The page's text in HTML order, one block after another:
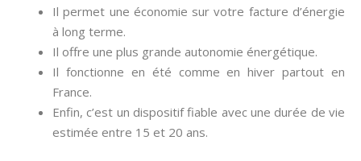
Il permet une économie sur votre facture d’énergie
à long terme.
Il offre une plus grande autonomie énergétique.
Il fonctionne en été comme en hiver partout en
France.
Enfin, c’est un dispositif fiable avec une durée de vie
estimée entre 15 et 20 ans.